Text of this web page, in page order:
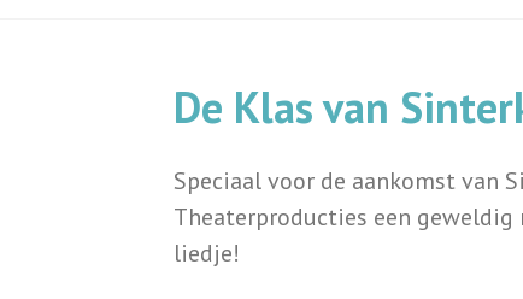
De Klas van
Speciaal voor de aankomst van
Theaterproducties een geweldig
liedje!